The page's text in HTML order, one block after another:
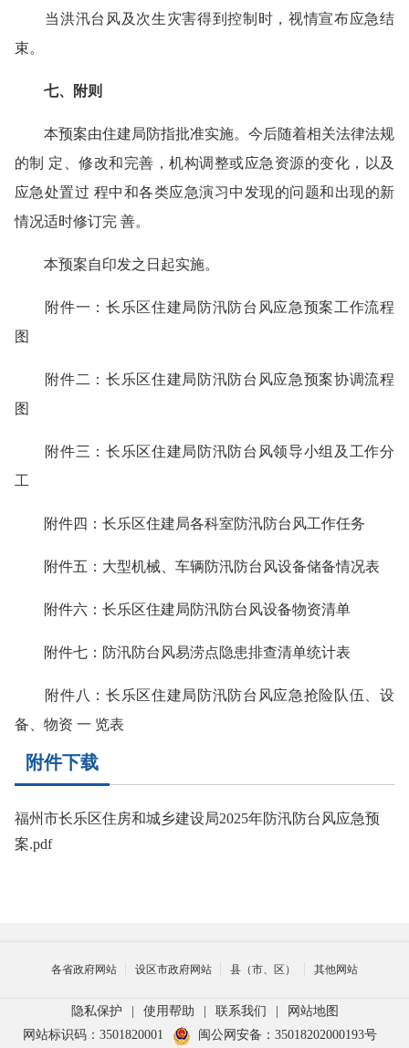
当洪汛台风及次生灾害得到控制时，视情宣布应急结
束。
七、附则
本预案由住建局防指批准实施。今后随着相关法律法规
的制 定、修改和完善，机构调整或应急资源的变化，以及
应急处置过 程中和各类应急演习中发现的问题和出现的新
情况适时修订完 善。
本预案自印发之日起实施。
附件一：长乐区住建局防汛防台风应急预案工作流程
图
附件二：长乐区住建局防汛防台风应急预案协调流程
图
附件三：长乐区住建局防汛防台风领导小组及工作分
工
附件四：长乐区住建局各科室防汛防台风工作任务
附件五：大型机械、车辆防汛防台风设备储备情况表
附件六：长乐区住建局防汛防台风设备物资清单
附件七：防汛防台风易涝点隐患排查清单统计表
附件八：长乐区住建局防汛防台风应急抢险队伍、设
备、物资 一 览表
附件下载
福州市长乐区住房和城乡建设局2025年防汛防台风应急预
案.pdf
各省政府网站 设区市政府网站 县（市、区） 其他网站
隐私保护 使用帮助 联系我们
网站地图
网站标识码：3501820001
闽公网安备：35018202000193号